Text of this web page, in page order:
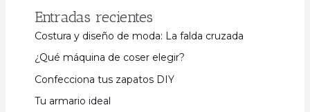
Entradas recientes
Costura y diseño de moda: La falda cruzada
¿Qué máquina de coser elegir?
Confecciona tus zapatos DIY
Tu armario ideal